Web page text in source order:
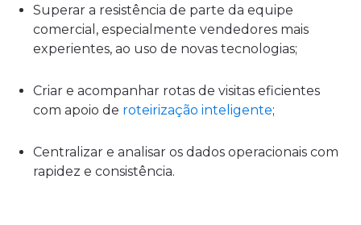
Superar a resistência de parte da equipe
comercial, especialmente vendedores mais
experientes, ao uso de novas tecnologias;
Criar e acompanhar rotas de visitas eficientes
com apoio de roteirização inteligente;
Centralizar e analisar os dados operacionais com
rapidez e consistência.